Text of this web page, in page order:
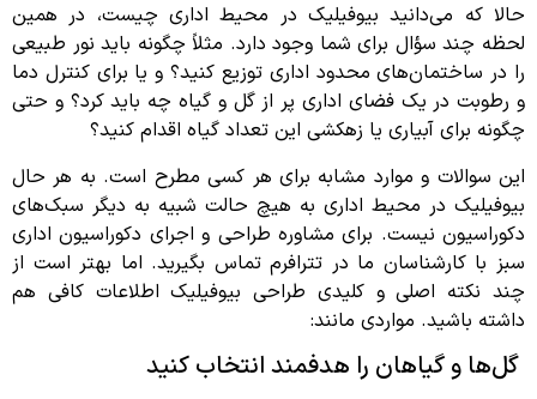
حالا که می‌دانید بیوفیلیک در محیط اداری چیست، در همین
لحظه چند سؤال برای شما وجود دارد. مثلاً چگونه باید نور طبیعی
را در ساختمان‌های محدود اداری توزیع کنید؟ و یا برای کنترل دما
و رطوبت در یک فضای اداری پر از گل و گیاه چه باید کرد؟ و حتی
چگونه برای آبیاری یا زهکشی این تعداد گیاه اقدام کنید؟
این سوالات و موارد مشابه برای هر کسی مطرح است. به هر حال
بیوفیلیک در محیط اداری به هیچ حالت شبیه به دیگر سبک‌های
دکوراسیون نیست. برای مشاوره طراحی و اجرای دکوراسیون اداری
سبز با کارشناسان ما در تترافرم تماس بگیرید. اما بهتر است از
چند نکته اصلی و کلیدی طراحی بیوفیلیک اطلاعات کافی هم
داشته باشید. مواردی مانند:
گل‌ها و گیاهان را هدفمند انتخاب کنید